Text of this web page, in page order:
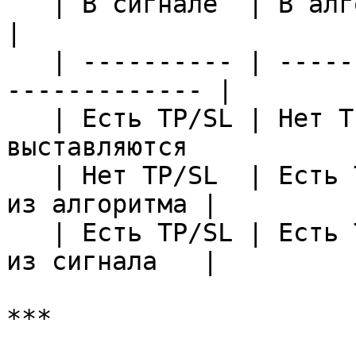
------------- |
выставляются
из алгоритма |
из сигнала   |
***